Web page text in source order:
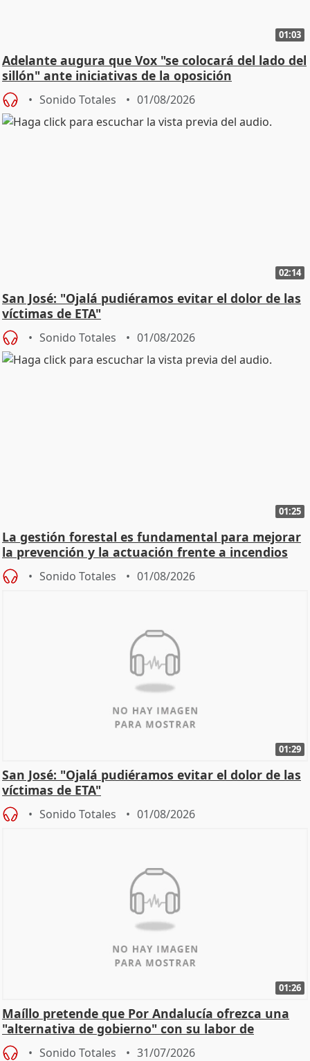
01:03
Adelante augura que Vox "se colocará del lado del
sillón" ante iniciativas de la oposición
Sonido Totales 01/08/2026
02:14
San José: "Ojalá pudiéramos evitar el dolor de las
víctimas de ETA"
Sonido Totales 01/08/2026
01:25
La gestión forestal es fundamental para mejorar
la prevención y la actuación frente a incendios
Sonido Totales 01/08/2026
01:29
San José: "Ojalá pudiéramos evitar el dolor de las
víctimas de ETA"
Sonido Totales 01/08/2026
01:26
Maíllo pretende que Por Andalucía ofrezca una
"alternativa de gobierno" con su labor de
oposición
Sonido Totales 31/07/2026